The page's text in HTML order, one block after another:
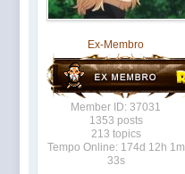
Ex-Membro
Member ID: 37031
1353 posts
213 topics
Tempo Online: 174d 12h 1m
33s